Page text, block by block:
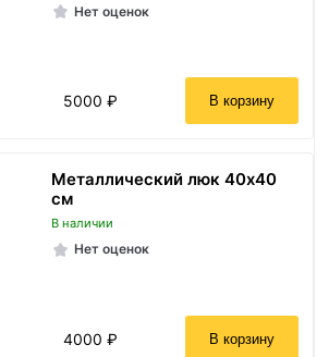
Нет оценок
5000 ₽ В корзину
Металлический люк 40х40
см
В наличии
Нет оценок
4000 ₽ В корзину